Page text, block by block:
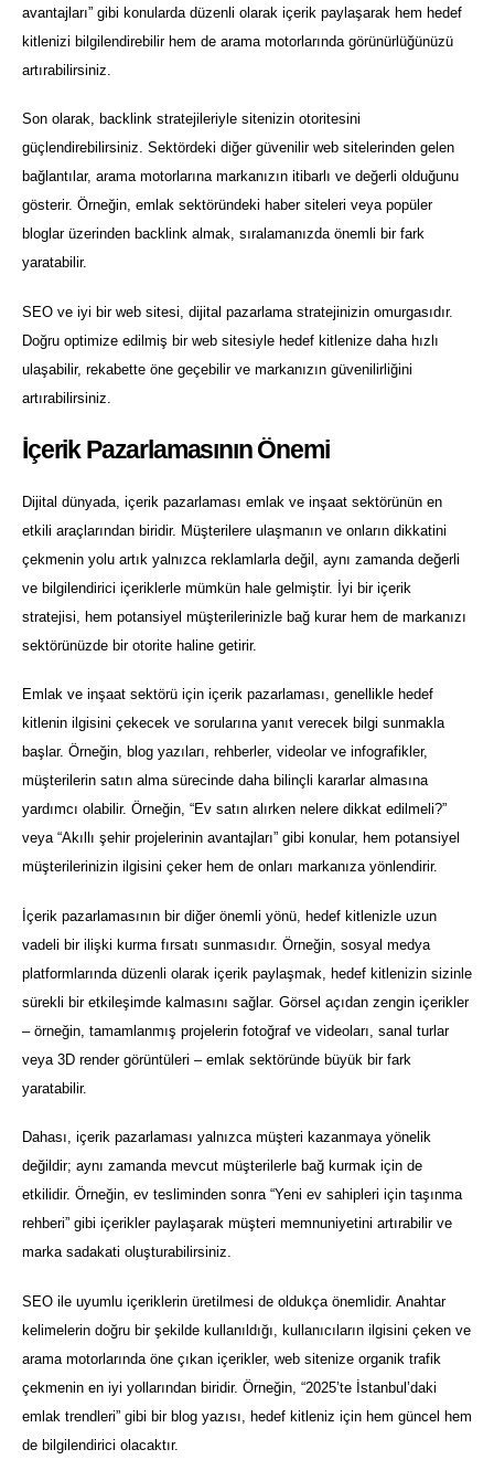
avantajları” gibi konularda düzenli olarak içerik paylaşarak hem hedef
kitlenizi bilgilendirebilir hem de arama motorlarında görünürlüğünüzü
artırabilirsiniz.
Son olarak, backlink stratejileriyle sitenizin otoritesini
güçlendirebilirsiniz. Sektördeki diğer güvenilir web sitelerinden gelen
bağlantılar, arama motorlarına markanızın itibarlı ve değerli olduğunu
gösterir. Örneğin, emlak sektöründeki haber siteleri veya popüler
bloglar üzerinden backlink almak, sıralamanızda önemli bir fark
yaratabilir.
SEO ve iyi bir web sitesi, dijital pazarlama stratejinizin omurgasıdır.
Doğru optimize edilmiş bir web sitesiyle hedef kitlenize daha hızlı
ulaşabilir, rekabette öne geçebilir ve markanızın güvenilirliğini
artırabilirsiniz.
İçerik Pazarlamasının Önemi
Dijital dünyada, içerik pazarlaması emlak ve inşaat sektörünün en
etkili araçlarından biridir. Müşterilere ulaşmanın ve onların dikkatini
çekmenin yolu artık yalnızca reklamlarla değil, aynı zamanda değerli
ve bilgilendirici içeriklerle mümkün hale gelmiştir. İyi bir içerik
stratejisi, hem potansiyel müşterilerinizle bağ kurar hem de markanızı
sektörünüzde bir otorite haline getirir.
Emlak ve inşaat sektörü için içerik pazarlaması, genellikle hedef
kitlenin ilgisini çekecek ve sorularına yanıt verecek bilgi sunmakla
başlar. Örneğin, blog yazıları, rehberler, videolar ve infografikler,
müşterilerin satın alma sürecinde daha bilinçli kararlar almasına
yardımcı olabilir. Örneğin, “Ev satın alırken nelere dikkat edilmeli?”
veya “Akıllı şehir projelerinin avantajları” gibi konular, hem potansiyel
müşterilerinizin ilgisini çeker hem de onları markanıza yönlendirir.
İçerik pazarlamasının bir diğer önemli yönü, hedef kitlenizle uzun
vadeli bir ilişki kurma fırsatı sunmasıdır. Örneğin, sosyal medya
platformlarında düzenli olarak içerik paylaşmak, hedef kitlenizin sizinle
sürekli bir etkileşimde kalmasını sağlar. Görsel açıdan zengin içerikler
– örneğin, tamamlanmış projelerin fotoğraf ve videoları, sanal turlar
veya 3D render görüntüleri – emlak sektöründe büyük bir fark
yaratabilir.
Dahası, içerik pazarlaması yalnızca müşteri kazanmaya yönelik
değildir; aynı zamanda mevcut müşterilerle bağ kurmak için de
etkilidir. Örneğin, ev tesliminden sonra “Yeni ev sahipleri için taşınma
rehberi” gibi içerikler paylaşarak müşteri memnuniyetini artırabilir ve
marka sadakati oluşturabilirsiniz.
SEO ile uyumlu içeriklerin üretilmesi de oldukça önemlidir. Anahtar
kelimelerin doğru bir şekilde kullanıldığı, kullanıcıların ilgisini çeken ve
arama motorlarında öne çıkan içerikler, web sitenize organik trafik
çekmenin en iyi yollarından biridir. Örneğin, “2025’te İstanbul’daki
emlak trendleri” gibi bir blog yazısı, hedef kitleniz için hem güncel hem
de bilgilendirici olacaktır.